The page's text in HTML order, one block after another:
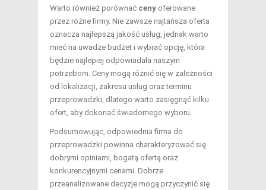
Warto również porównać ceny oferowane
przez różne firmy. Nie zawsze najtańsza oferta
oznacza najlepszą jakość usług, jednak warto
mieć na uwadze budżet i wybrać opcję, która
będzie najlepiej odpowiadała naszym
potrzebom. Ceny mogą różnić się w zależności
od lokalizacji, zakresu usług oraz terminu
przeprowadzki, dlatego warto zasięgnąć kilku
ofert, aby dokonać świadomego wyboru.
Podsumowując, odpowiednia firma do
przeprowadzki powinna charakteryzować się
dobrymi opiniami, bogatą ofertą oraz
konkurencyjnymi cenami. Dobrze
przeanalizowane decyzje mogą przyczynić się